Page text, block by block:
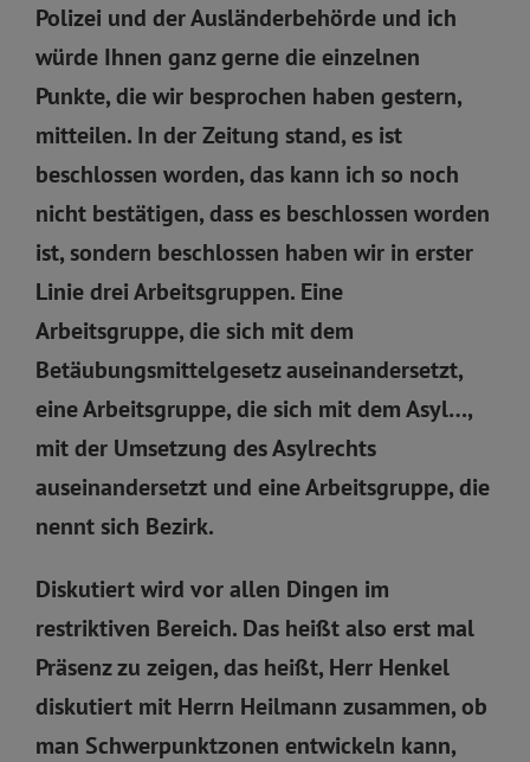
Polizei und der Ausländerbehörde und ich
würde Ihnen ganz gerne die einzelnen
Punkte, die wir besprochen haben gestern,
mitteilen. In der Zeitung stand, es ist
beschlossen worden, das kann ich so noch
nicht bestätigen, dass es beschlossen worden
ist, sondern beschlossen haben wir in erster
Linie drei Arbeitsgruppen. Eine
Arbeitsgruppe, die sich mit dem
Betäubungsmittelgesetz auseinandersetzt,
eine Arbeitsgruppe, die sich mit dem Asyl…,
mit der Umsetzung des Asylrechts
auseinandersetzt und eine Arbeitsgruppe, die
nennt sich Bezirk.
Diskutiert wird vor allen Dingen im
restriktiven Bereich. Das heißt also erst mal
Präsenz zu zeigen, das heißt, Herr Henkel
diskutiert mit Herrn Heilmann zusammen, ob
man Schwerpunktzonen entwickeln kann,